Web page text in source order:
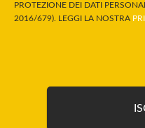
PROTEZIONE DEI DATI
2016/679). LEGGI LA NOSTRA